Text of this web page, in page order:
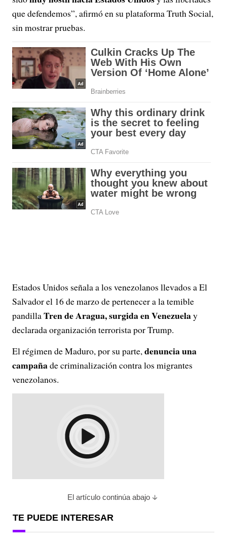
que defendemos”, afirmó en su plataforma Truth Social,
sin mostrar pruebas.
Estados Unidos señala a los venezolanos llevados a El
Salvador el 16 de marzo de pertenecer a la temible
pandillaTren de Aragua, surgida en Venezuelay
declarada organización terrorista por Trump.
El régimen de Maduro, por su parte,denuncia una
campañade criminalización contra los migrantes
venezolanos.
El artículo continúa abajo
TE PUEDE INTERESAR